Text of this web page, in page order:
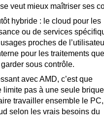
veut mieux maîtriser ses
hybride : le cloud pour les
ou de services
proches de
pour les traitements que
garder sous contrôle.
avec AMD, c’est que
limite pas à une seule
travailler ensemble le
selon les vrais besoins du